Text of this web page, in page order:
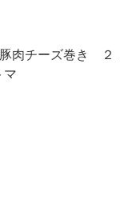
肉チーズ巻き ２
マ